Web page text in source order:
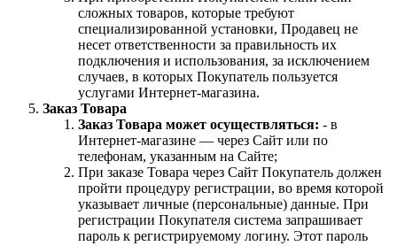
сложных товаров, которые требуют
специализированной установки, Продавец не
несет ответственности за правильность их
подключения и использования, за исключением
случаев, в которых Покупатель пользуется
услугами Интернет-магазина.
Заказ Товара
Заказ Товара может осуществляться: - в
Интернет-магазине — через Сайт или по
телефонам, указанным на Сайте;
При заказе Товара через Сайт Покупатель должен
пройти процедуру регистрации, во время которой
указывает личные (персональные) данные. При
регистрации Покупателя система запрашивает
пароль к регистрируемому логину. Этот пароль